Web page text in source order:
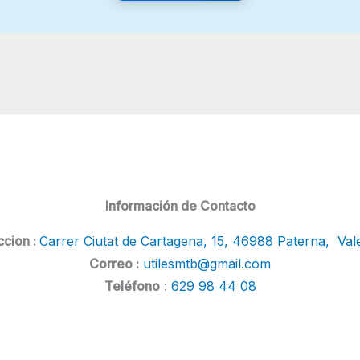
Información de Contacto
: Carrer Ciutat de Cartagena, 15, 46988 Paterna,
Correo : utilesmtb@gmail.com
Teléfono: 629 98 44 08